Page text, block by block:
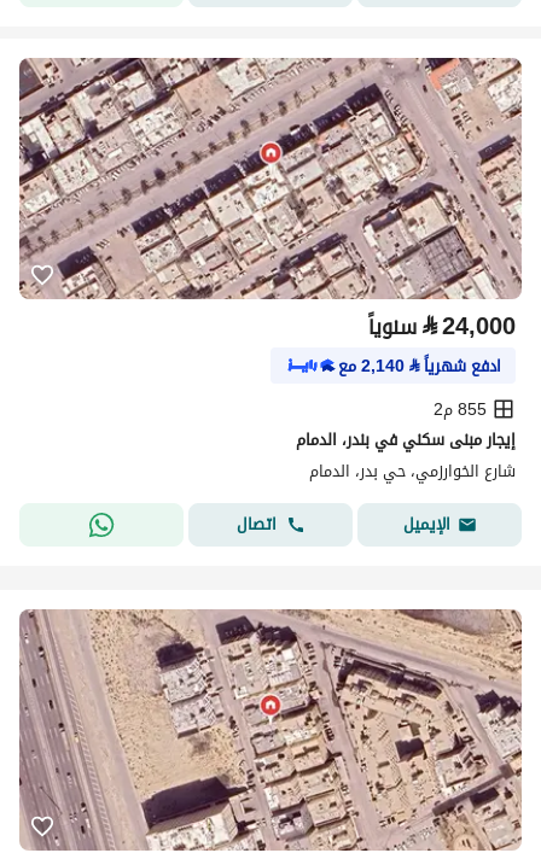
⃁24,000 سنوياً
ادفع شهرياً⃁
2,140مع
855 م2
إيجار مبنى سكني في بندر، الدمام
شارع الخوارزمي، حي بدر، الدمام
الإيميل
اتصال